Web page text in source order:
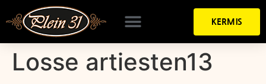
KERMIS
Losse artiesten13